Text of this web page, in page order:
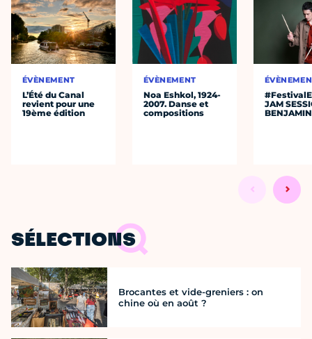
ÉVÈNEMENT
L’Été du Canal
revient pour une
19ème édition
ÉVÈNEMENT
Noa Eshkol, 1924-
2007. Danse et
compositions
JAM
SÉLECTIONS
Brocantes et vide-greniers : on
chine où en août ?